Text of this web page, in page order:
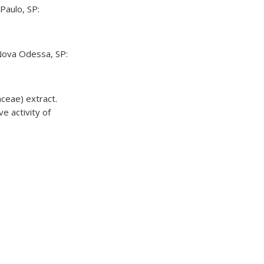
SP:
Odessa, SP:
extract.
activity of